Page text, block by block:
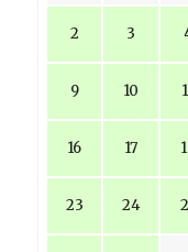
2 3
9 10
16 17
23 24